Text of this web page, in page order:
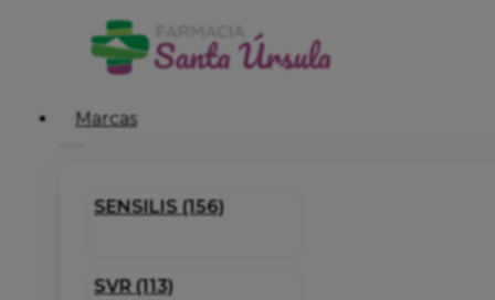
Marcas
SENSILIS (156)
SVR (113)